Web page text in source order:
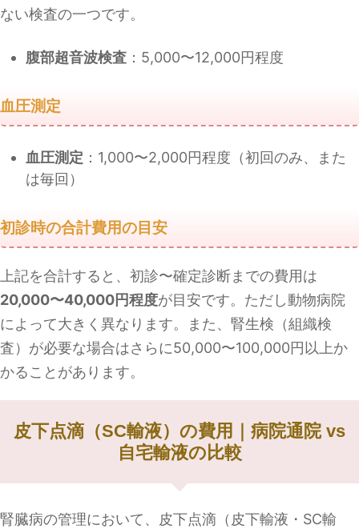
ない検査の一つです。
腹部超音波検査 ：5,000〜12,000円程度
血圧測定
血圧測定 ：1,000〜2,000円程度（初回のみ、また
は毎回）
初診時の合計費用の目安
上記を合計すると、初診〜確定診断までの費用は
20,000〜40,000円程度が目安です。ただし動物病院
によって大きく異なります。また、腎生検（組織検
査）が必要な場合はさらに50,000〜100,000円以上か
かることがあります。
皮下点滴（SC輸液）の費用｜病院通院 vs
自宅輸液の比較
腎臓病の管理において、皮下点滴（皮下輸液・SC輸